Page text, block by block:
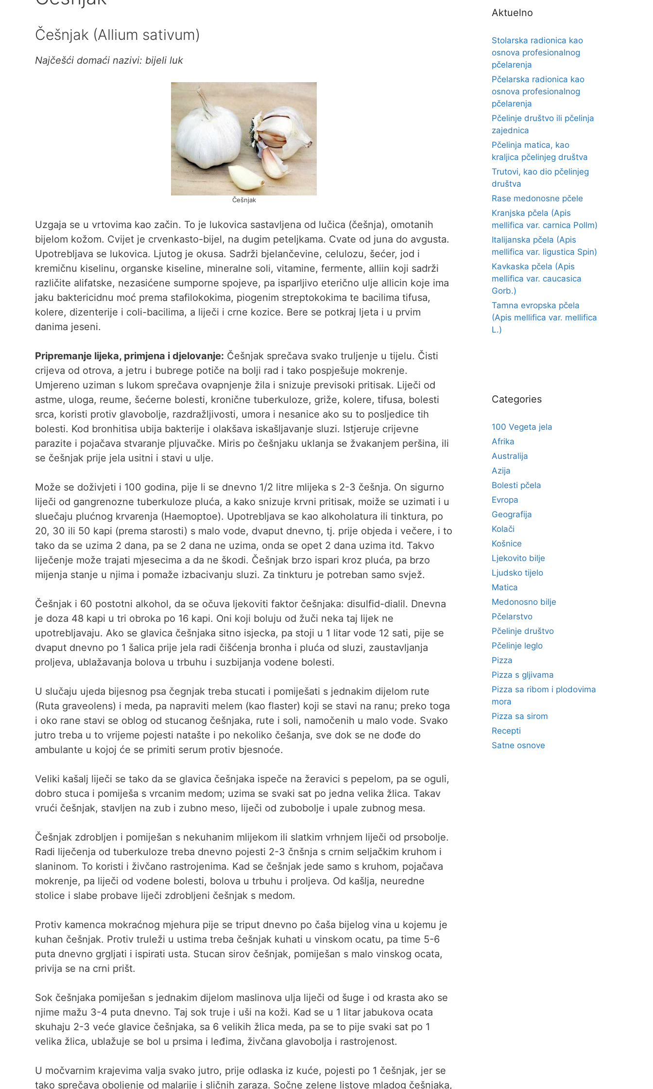
Češnjak (Allium sativum)
Najčešći domaći nazivi: bijeli luk
Češnjak
Uzgaja se u vrtovima kao začin. To je lukovica sastavljena od lučica (češnja), omotanih
bijelom kožom. Cvijet je crvenkasto-bijel, na dugim peteljkama. Cvate od juna do avgusta.
Upotrebljava se lukovica. Ljutog je okusa. Sadrži bjelančevine, celulozu, šećer, jod i
kremičnu kiselinu, organske kiseline, mineralne soli, vitamine, fermente, alliin koji sadrži
različite alifatske, nezasićene sumporne spojeve, pa isparljivo eterično ulje allicin koje ima
jaku baktericidnu moć prema stafilokokima, piogenim streptokokima te bacilima tifusa,
kolere, dizenterije i coli-bacilima, a liječi i crne kozice. Bere se potkraj ljeta i u prvim
danima jeseni.
Pripremanje lijeka, primjena i djelovanje: Češnjak sprečava svako truljenje u tijelu. Čisti
crijeva od otrova, a jetru i bubrege potiče na bolji rad i tako pospješuje mokrenje.
Umjereno uziman s lukom sprečava ovapnjenje žila i snizuje previsoki pritisak. Liječi od
astme, uloga, reume, šećerne bolesti, kronične tuberkuloze, griže, kolere, tifusa, bolesti
srca, koristi protiv glavobolje, razdražljivosti, umora i nesanice ako su to posljedice tih
bolesti. Kod bronhitisa ubija bakterije i olakšava iskašljavanje sluzi. Istjeruje crijevne
parazite i pojačava stvaranje pljuvačke. Miris po češnjaku uklanja se žvakanjem peršina, ili
se češnjak prije jela usitni i stavi u ulje.
Može se doživjeti i 100 godina, pije li se dnevno 1/2 litre mlijeka s 2-3 češnja. On sigurno
liječi od gangrenozne tuberkuloze pluća, a kako snizuje krvni pritisak, moiže se uzimati i u
sluečaju plućnog krvarenja (Haemoptoe). Upotrebljava se kao alkoholatura ili tinktura, po
20, 30 ili 50 kapi (prema starosti) s malo vode, dvaput dnevno, tj. prije objeda i večere, i to
tako da se uzima 2 dana, pa se 2 dana ne uzima, onda se opet 2 dana uzima itd. Takvo
liječenje može trajati mjesecima a da ne škodi. Češnjak brzo ispari kroz pluća, pa brzo
mijenja stanje u njima i pomaže izbacivanju sluzi. Za tinkturu je potreban samo svjež.
Češnjak i 60 postotni alkohol, da se očuva ljekoviti faktor češnjaka: disulfid-dialil. Dnevna
je doza 48 kapi u tri obroka po 16 kapi. Oni koji boluju od žuči neka taj lijek ne
upotrebljavaju. Ako se glavica češnjaka sitno isjecka, pa stoji u 1 litar vode 12 sati, pije se
dvaput dnevno po 1 šalica prije jela radi čišćenja bronha i pluća od sluzi, zaustavljanja
proljeva, ublažavanja bolova u trbuhu i suzbijanja vodene bolesti.
U slučaju ujeda bijesnog psa čegnjak treba stucati i pomiješati s jednakim dijelom rute
(Ruta graveolens) i meda, pa napraviti melem (kao flaster) koji se stavi na ranu; preko toga
i oko rane stavi se oblog od stucanog češnjaka, rute i soli, namočenih u malo vode. Svako
jutro treba u to vrijeme pojesti natašte i po nekoliko češanja, sve dok se ne dođe do
ambulante u kojoj će se primiti serum protiv bjesnoće.
Veliki kašalj liječi se tako da se glavica češnjaka ispeče na žeravici s pepelom, pa se oguli,
dobro stuca i pomiješa s vrcanim medom; uzima se svaki sat po jedna velika žlica. Takav
vrući češnjak, stavljen na zub i zubno meso, liječi od zubobolje i upale zubnog mesa.
Češnjak zdrobljen i pomiješan s nekuhanim mlijekom ili slatkim vrhnjem liječi od prsobolje.
Radi liječenja od tuberkuloze treba dnevno pojesti 2-3 čnšnja s crnim seljačkim kruhom i
slaninom. To koristi i živčano rastrojenima. Kad se češnjak jede samo s kruhom, pojačava
mokrenje, pa liječi od vodene bolesti, bolova u trbuhu i proljeva. Od kašlja, neuredne
stolice i slabe probave liječi zdrobljeni češnjak s medom.
Protiv kamenca mokraćnog mjehura pije se triput dnevno po čaša bijelog vina u kojemu je
kuhan češnjak. Protiv truleži u ustima treba češnjak kuhati u vinskom ocatu, pa time 5-6
puta dnevno grgljati i ispirati usta. Stucan sirov češnjak, pomiješan s malo vinskog ocata,
privija se na crni prišt.
Sok češnjaka pomiješan s jednakim dijelom maslinova ulja liječi od šuge i od krasta ako se
njime mažu 3-4 puta dnevno. Taj sok truje i uši na koži. Kad se u 1 litar jabukova ocata
skuhaju 2-3 veće glavice češnjaka, sa 6 velikih žlica meda, pa se to pije svaki sat po 1
velika žlica, ublažuje se bol u prsima i leđima, živčana glavobolja i rastrojenost.
U močvarnim krajevima valja svako jutro, prije odlaska iz kuće, pojesti po 1 češnjak, jer se
tako sprečava oboljenje od malarije i sličnih zaraza. Sočne zelene listove mladog češnjaka,
Aktuelno
Stolarska radionica kao
osnova profesionalnog
pčelarenja
Pčelarska radionica kao
osnova profesionalnog
pčelarenja
Pčelinje društvo ili pčelinja
zajednica
Pčelinja matica, kao
kraljica pčelinjeg društva
Trutovi, kao dio pčelinjeg
društva
Rase medonosne pčele
Kranjska pčela (Apis
mellifica var. carnica Pollm)
Italijanska pčela (Apis
mellifica var. ligustica Spin)
Kavkaska pčela (Apis
mellifica var. caucasica
Gorb.)
Tamna evropska pčela
(Apis mellifica var. mellifica
L.)
Categories
100 Vegeta jela
Afrika
Australija
Azija
Bolesti pčela
Evropa
Geografija
Kolači
Košnice
Ljekovito bilje
Ljudsko tijelo
Matica
Medonosno bilje
Pčelarstvo
Pčelinje društvo
Pčelinje leglo
Pizza
Pizza s gljivama
Pizza sa ribom i plodovima
mora
Pizza sa sirom
Recepti
Satne osnove